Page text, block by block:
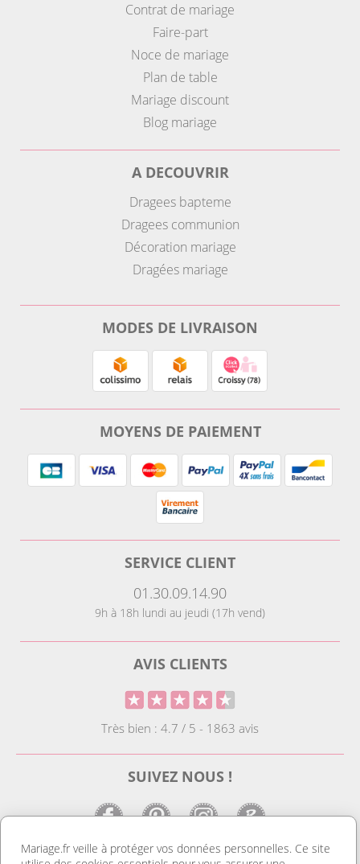
Contrat de mariage
Faire-part
Noce de mariage
Plan de table
Mariage discount
Blog mariage
A DECOUVRIR
Dragees bapteme
Dragees communion
Décoration mariage
Dragées mariage
MODES DE LIVRAISON
MOYENS DE PAIEMENT
SERVICE CLIENT
01.30.09.14.90
9h à 18h lundi au jeudi (17h vend)
AVIS CLIENTS
Très bien : 4.7 / 5 - 1863 avis
SUIVEZ NOUS !
Mariage.fr veille à protéger vos données personnelles. Ce site